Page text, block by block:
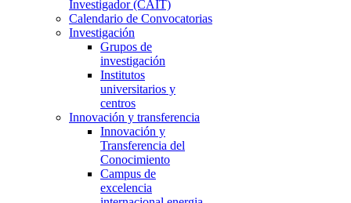
Investigador (CAIT)
Calendario de Convocatorias
Investigación
Grupos de
investigación
Institutos
universitarios y
centros
Innovación y transferencia
Innovación y
Transferencia del
Conocimiento
Campus de
excelencia